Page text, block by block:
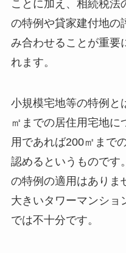
ことに加え、相続税法
の特例や貸家建付地の
み合わせることが重要
れます。
小規模宅地等の特例と
㎡までの居住用宅地に
用であれば200㎡まで
認めるというものです
の特例の適用はありま
大きいタワーマンショ
では不十分です。